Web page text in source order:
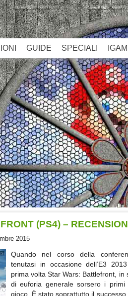
GUIDE SPECIALI
(PS4) –
2015
Quando nel corso della
tenutasi in occasione dell’E3
prima volta Star Wars: Battlefront,
di euforia generale sorsero i
gioco. È stato soprattutto il